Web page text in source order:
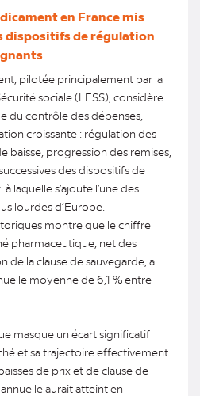
en France mis
dispositifs de régulation
pilotée principalement par la
sociale (LFSS), considère
du contrôle des dépenses,
croissante : régulation des
baisse, progression des remises,
des dispositifs de
laquelle s’ajoute l’une des
lourdes d’Europe.
montre que le chiffre
pharmaceutique, net des
de la clause de sauvegarde, a
moyenne de 6,1 % entre
masque un écart significatif
et sa trajectoire effectivement
de prix et de clause de
aurait atteint en